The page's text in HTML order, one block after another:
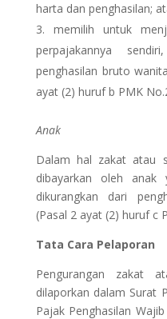
harta dan penghasilan;
memilih untuk
perpajakannya
penghasilan bruto
ayat (2) huruf b PMK
Anak
Dalam hal zakat atau
dibayarkan oleh anak
dikurangkan dari
(Pasal 2 ayat (2) huruf c
Tata Cara Pelaporan
Pengurangan zakat
dilaporkan dalam Surat
Pajak Penghasilan